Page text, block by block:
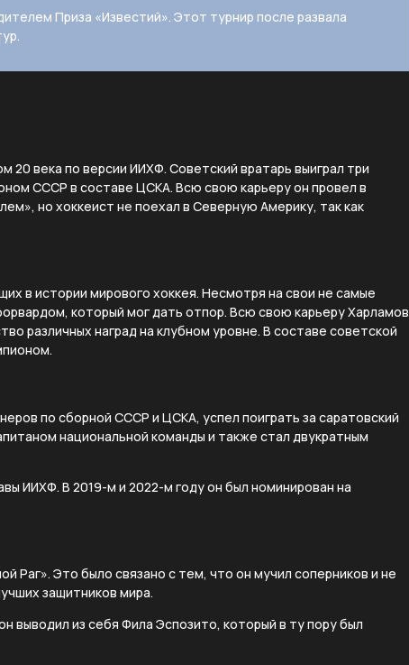
Приза «Известий». Этот турнир после развала
20 века по версии ИИХФ. Советский вратарь выиграл три
СССР в составе ЦСКА. Всю свою карьеру он провел в
но хоккеист не поехал в Северную Америку, так как
в истории мирового хоккея. Несмотря на свои не самые
который мог дать отпор. Всю свою карьеру Харламов
различных наград на клубном уровне. В составе советской
по сборной СССР и ЦСКА, успел поиграть за саратовский
национальной команды и также стал двукратным
ИИХФ. В 2019-м и 2022-м году он был номинирован на
Раг». Это было связано с тем, что он мучил соперников и не
защитников мира.
выводил из себя Фила Эспозито, который в ту пору был